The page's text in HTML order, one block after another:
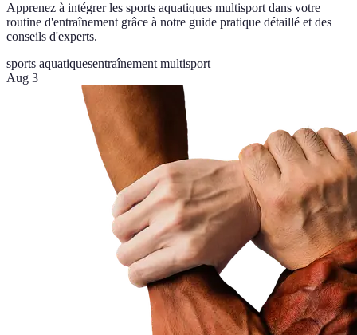
Apprenez à intégrer les sports aquatiques multisport dans votre
routine d'entraînement grâce à notre guide pratique détaillé et des
conseils d'experts.
sports aquatiquesentraînement multisport
Aug 3